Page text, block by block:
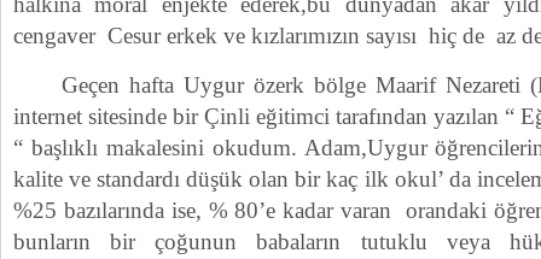
cengaver Cesur erkek ve kızlarımızın sayısı hiç de az
Geçen hafta Uygur özerk bölge Maarif Nezareti
internet sitesinde bir Çinli eğitimci tarafından yazılan “
“ başlıklı makalesini okudum. Adam,Uygur
kalite ve standardı düşük olan bir kaç ilk okul’ da
%25 bazılarında ise, % 80’e kadar varan orandaki
bunların bir çoğunun babaların tutuklu veya